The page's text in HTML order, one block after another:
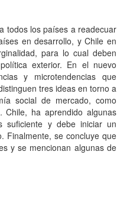
todos los países a readecuar
en desarrollo, y Chile en
para lo cual deben
exterior. En el nuevo
y microtendencias que
tres ideas en torno a
social de mercado, como
Chile, ha aprendido algunas
suficiente y debe iniciar un
Finalmente, se concluye que
y se mencionan algunas de